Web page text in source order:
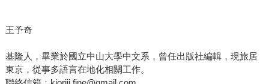
王予奇
基隆人，畢業於國立中山大學中文系，曾任出版社編輯，現旅居
東京，從事多語言在地化相關工作。